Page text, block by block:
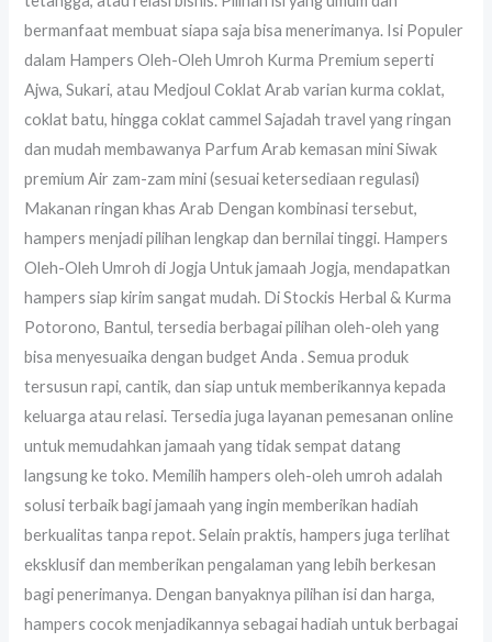
bermanfaat membuat siapa saja bisa menerimanya. Isi Populer
dalam Hampers Oleh-Oleh Umroh Kurma Premium seperti
Ajwa, Sukari, atau Medjoul Coklat Arab varian kurma coklat,
coklat batu, hingga coklat cammel Sajadah travel yang ringan
dan mudah membawanya Parfum Arab kemasan mini Siwak
premium Air zam-zam mini (sesuai ketersediaan regulasi)
Makanan ringan khas Arab Dengan kombinasi tersebut,
hampers menjadi pilihan lengkap dan bernilai tinggi. Hampers
Oleh-Oleh Umroh di Jogja Untuk jamaah Jogja, mendapatkan
hampers siap kirim sangat mudah. Di Stockis Herbal & Kurma
Potorono, Bantul, tersedia berbagai pilihan oleh-oleh yang
bisa menyesuaika dengan budget Anda . Semua produk
tersusun rapi, cantik, dan siap untuk memberikannya kepada
keluarga atau relasi. Tersedia juga layanan pemesanan online
untuk memudahkan jamaah yang tidak sempat datang
langsung ke toko. Memilih hampers oleh-oleh umroh adalah
solusi terbaik bagi jamaah yang ingin memberikan hadiah
berkualitas tanpa repot. Selain praktis, hampers juga terlihat
eksklusif dan memberikan pengalaman yang lebih berkesan
bagi penerimanya. Dengan banyaknya pilihan isi dan harga,
hampers cocok menjadikannya sebagai hadiah untuk berbagai